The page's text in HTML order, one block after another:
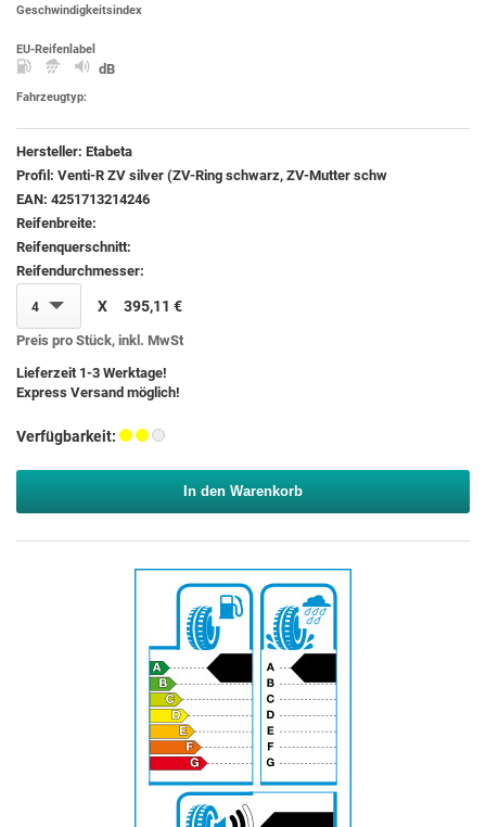
Geschwindigkeitsindex
EU-Reifenlabel
dB
Fahrzeugtyp:
Hersteller: Etabeta
Profil: Venti-R ZV silver (ZV-Ring schwarz, ZV-Mutter schw
EAN: 4251713214246
Reifenbreite:
Reifenquerschnitt:
Reifendurchmesser:
4 X 395,11 €
Preis pro Stück, inkl. MwSt
Lieferzeit 1-3 Werktage!
Express Versand möglich!
Verfügbarkeit:
In den Warenkorb